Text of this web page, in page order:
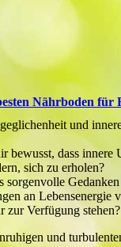
Nährboden für
und
bewusst, dass innere
sich zu erholen?
sorgenvolle
an Lebensenergie
zur Verfügung stehen?
und